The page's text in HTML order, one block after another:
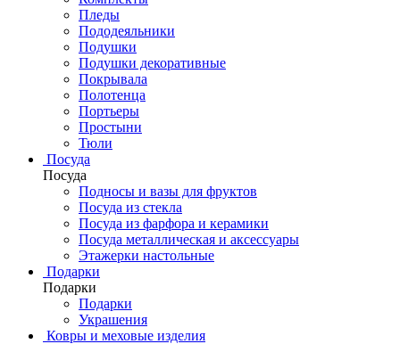
Пледы
Пододеяльники
Подушки
Подушки декоративные
Покрывала
Полотенца
Портьеры
Простыни
Тюли
Посуда
Посуда
Подносы и вазы для фруктов
Посуда из стекла
Посуда из фарфора и керамики
Посуда металлическая и аксессуары
Этажерки настольные
Подарки
Подарки
Подарки
Украшения
Ковры и меховые изделия